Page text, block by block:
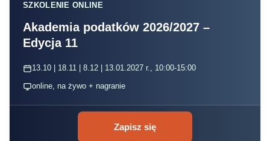
SZKOLENIE ONLINE
Akademia podatków 2026/2027 –
Edycja 11
13.10 | 18.11 | 8.12 | 13.01.2027 r., 10:00-15:00
online, na żywo + nagranie
Zapisz się